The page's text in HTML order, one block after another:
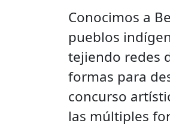
Conocimos a
pueblos
tejiendo redes
formas para
concurso
las múltiples